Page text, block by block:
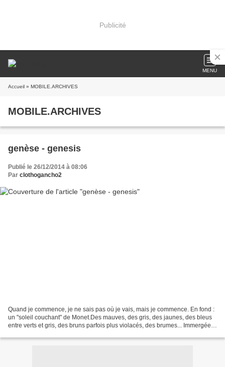
Publicité
MENU
Accueil » MOBILE.ARCHIVES
MOBILE.ARCHIVES
genèse - genesis
Publié le 26/12/2014 à 08:06
Par clothogancho2
Quand je commence, je ne sais pas où je vais, mais je commence. En fond :
un "soleil couchant" de Monet.Des mauves, des gris, des jaunes, des bleus
entre verts et gris, des bruns parfois plus violacés, des brumes... Immergée